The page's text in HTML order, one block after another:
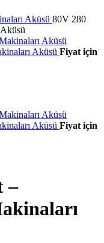
Aküsü 80V 280
Aküsü Fiyat için
Aküsü Fiyat için
–